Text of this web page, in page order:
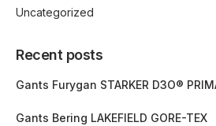
Uncategorized
Recent posts
Gants Furygan STARKER D3O®
Gants Bering LAKEFIELD GORE-TEX